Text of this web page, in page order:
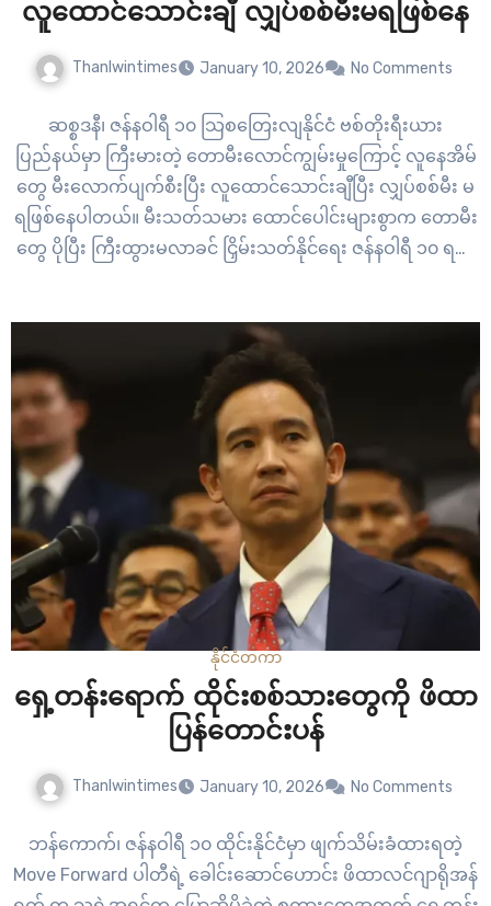
လူထောင်သောင်းချီ လျှပ်စစ်မီးမရဖြစ်နေ
Thanlwintimes January 10, 2026 No Comments
ဆစ္စဒနီ၊ ဇန်နဝါရီ ၁၀ သြစတြေးလျနိုင်ငံ ဗစ်တိုးရီးယား
ပြည်နယ်မှာ ကြီးမားတဲ့ တောမီးလောင်ကျွမ်းမှုကြောင့် လူနေအိမ်
တွေ မီးလောက်ပျက်စီးပြီး လူထောင်သောင်းချီပြီး လျှပ်စစ်မီး မ
ရဖြစ်နေပါတယ်။ မီးသတ်သမား ထောင်ပေါင်းများစွာက တောမီး
တွေ ပိုပြီး ကြီးထွားမလာခင် ငြှိမ်းသတ်နိုင်ရေး ဇန်နဝါရီ ၁၀ ရက်
ဟာ ခြုံတောမြေ ဟက်တာ…
နိုင်ငံတကာ
ရှေ့တန်းရောက် ထိုင်းစစ်သားတွေကို ဖိထာ
ပြန်တောင်းပန်
Thanlwintimes January 10, 2026 No Comments
ဘန်ကောက်၊ ဇန်နဝါရီ ၁၀ ထိုင်းနိုင်ငံမှာ ဖျက်သိမ်းခံထားရတဲ့
Move Forward ပါတီရဲ့ ခေါင်းဆောင်ဟောင်း ဖိထာလင်ဂျာရိုအန်